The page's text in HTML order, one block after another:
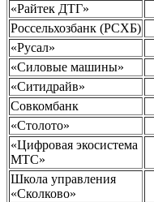
«Райтек ДТГ»
Россельхозбанк (РСХБ)
«Русал»
«Силовые машины»
«Ситидрайв»
Совкомбанк
«Столото»
«Цифровая экосистема
МТС»
Школа управления
«Сколково»